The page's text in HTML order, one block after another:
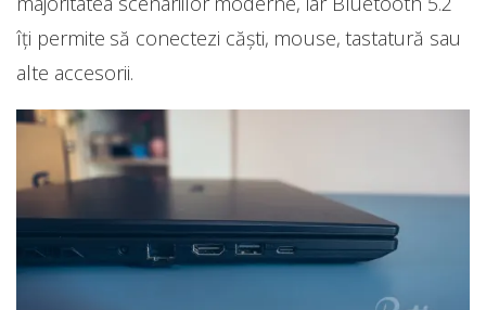
îți permite să conectezi căști, mouse, tastatură sau
alte accesorii.